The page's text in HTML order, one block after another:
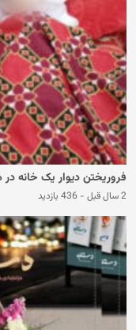
فروریختن دیوار یک خانه
2 سال قبل - 436 بازدید